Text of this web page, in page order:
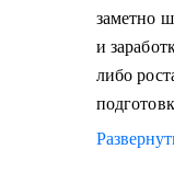
заметно
и
либо